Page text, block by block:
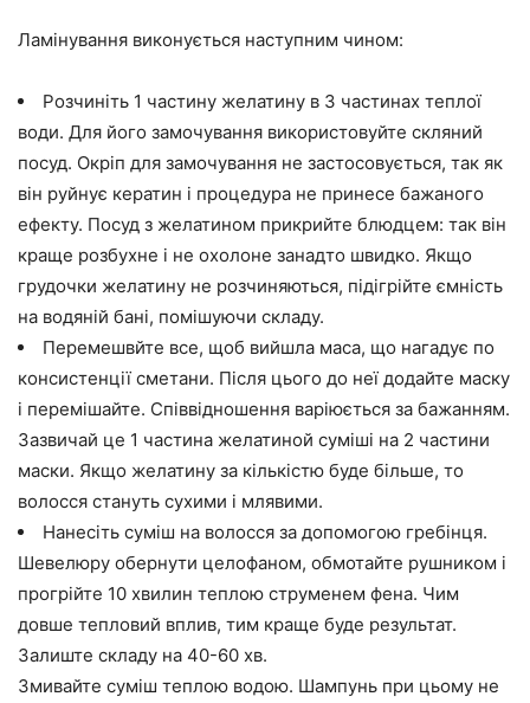
Ламінування виконується наступним чином:
Розчиніть 1 частину желатину в 3 частинах теплої
води. Для його замочування використовуйте скляний
посуд. Окріп для замочування не застосовується, так як
він руйнує кератин і процедура не принесе бажаного
ефекту. Посуд з желатином прикрийте блюдцем: так він
краще розбухне і не охолоне занадто швидко. Якщо
грудочки желатину не розчиняються, підігрійте ємність
на водяній бані, помішуючи складу.
Перемешвйте все, щоб вийшла маса, що нагадує по
консистенції сметани. Після цього до неї додайте маску
і перемішайте. Співвідношення варіюється за бажанням.
Зазвичай це 1 частина желатиной суміші на 2 частини
маски. Якщо желатину за кількістю буде більше, то
волосся стануть сухими і млявими.
Нанесіть суміш на волосся за допомогою гребінця.
Шевелюру обернути целофаном, обмотайте рушником і
прогрійте 10 хвилин теплою струменем фена. Чим
довше тепловий вплив, тим краще буде результат.
Залиште складу на 40-60 хв.
Змивайте суміш теплою водою. Шампунь при цьому не